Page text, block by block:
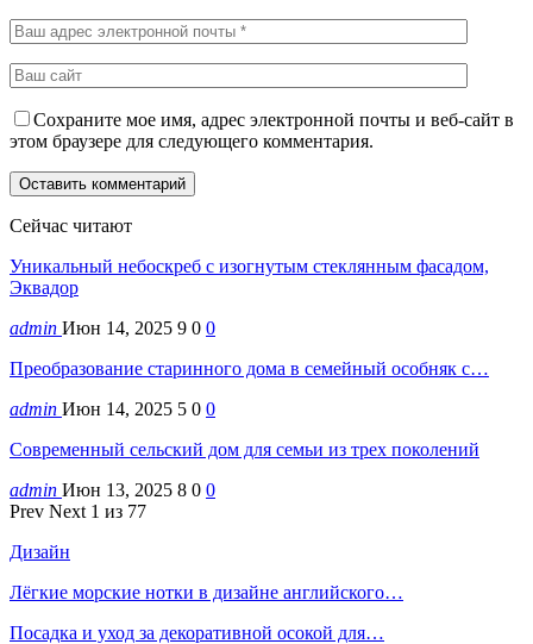
Сохраните мое имя, адрес электронной почты и веб-сайт в
этом браузере для следующего комментария.
Сейчас читают
Уникальный небоскреб с изогнутым стеклянным фасадом,
Эквадор
admin Июн 14, 2025 9 0 0
Преобразование старинного дома в семейный особняк с…
admin Июн 14, 2025 5 0 0
Современный сельский дом для семьи из трех поколений
admin Июн 13, 2025 8 0 0
Prev Next 1 из 77
Дизайн
Лёгкие морские нотки в дизайне английского…
Посадка и уход за декоративной осокой для…